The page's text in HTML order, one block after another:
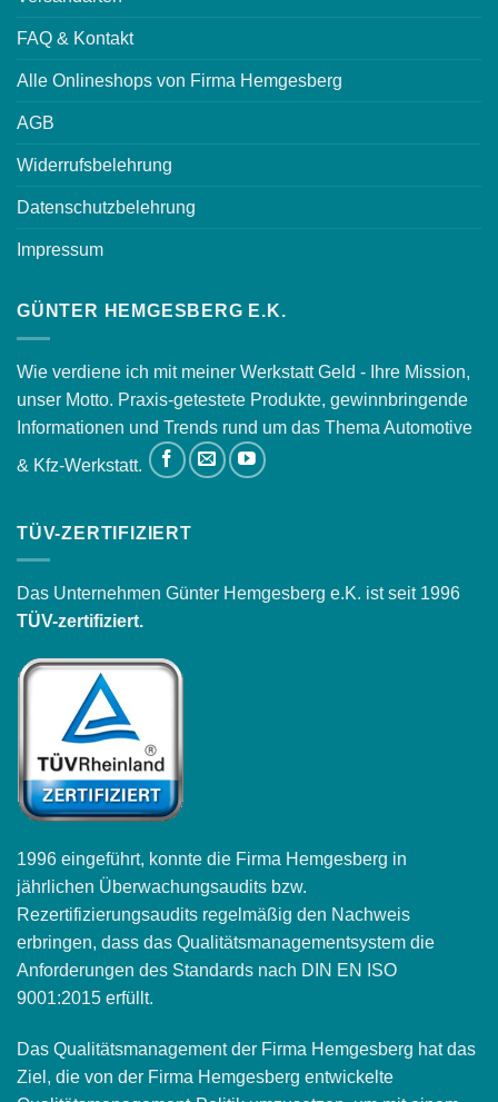
FAQ & Kontakt
Alle Onlineshops von Firma Hemgesberg
AGB
Widerrufsbelehrung
Datenschutzbelehrung
Impressum
GÜNTER HEMGESBERG E.K.
Wie verdiene ich mit meiner Werkstatt Geld - Ihre Mission,
unser Motto. Praxis-getestete Produkte, gewinnbringende
Informationen und Trends rund um das Thema Automotive
& Kfz-Werkstatt.
TÜV-ZERTIFIZIERT
Das Unternehmen Günter Hemgesberg e.K. ist seit 1996
TÜV-zertifiziert.
1996 eingeführt, konnte die Firma Hemgesberg in
jährlichen Überwachungsaudits bzw.
Rezertifizierungsaudits regelmäßig den Nachweis
erbringen, dass das Qualitätsmanagementsystem die
Anforderungen des Standards nach DIN EN ISO
9001:2015 erfüllt.
Das Qualitätsmanagement der Firma Hemgesberg hat das
Ziel, die von der Firma Hemgesberg entwickelte